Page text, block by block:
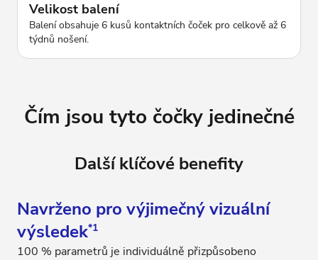
Velikost balení
Balení obsahuje 6 kusů kontaktních čoček pro celkově až 6
týdnů nošení.
Čím jsou tyto čočky jedinečné
Další klíčové benefity
Navrženo pro výjimečný vizuální
výsledek*1
100 % parametrů je individuálně přizpůsobeno